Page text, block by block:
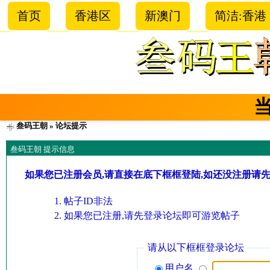
首页 香港区 新澳门 简洁:香港
叁码王朝 » 论坛提示
叁码王朝 提示信息
如果您已注册会员,请直接在底下框框登陆,如还没注册请
帖子ID非法
如果您已注册,请先登录论坛即可游览帖子
请从以下框框登录论坛
用户名